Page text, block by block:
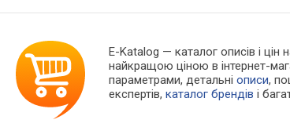
E-Katalog — каталог описів і
найкращою ціною в інтернет-
параметрами, детальніописи,
експертів,каталог брендів і